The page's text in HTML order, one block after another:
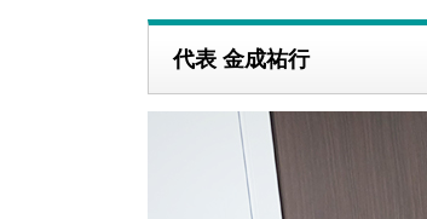
代表 金成祐行